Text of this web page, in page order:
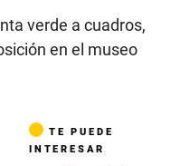
verde a cuadros,
en el museo
TE PUEDE
INTERESAR